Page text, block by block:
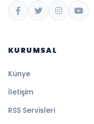
KURUMSAL
Künye
İletişim
RSS Servisleri